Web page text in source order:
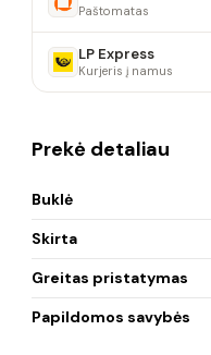
Paštomatas
LP Express
Kurjeris į namus
Prekė detaliau
Buklė
Skirta
Greitas pristatymas
Papildomos savybės